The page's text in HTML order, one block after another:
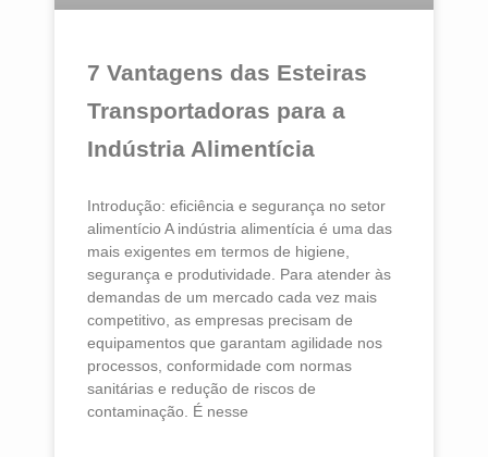
7 Vantagens das Esteiras
Transportadoras para a
Indústria Alimentícia
Introdução: eficiência e segurança no setor
alimentício A indústria alimentícia é uma das
mais exigentes em termos de higiene,
segurança e produtividade. Para atender às
demandas de um mercado cada vez mais
competitivo, as empresas precisam de
equipamentos que garantam agilidade nos
processos, conformidade com normas
sanitárias e redução de riscos de
contaminação. É nesse